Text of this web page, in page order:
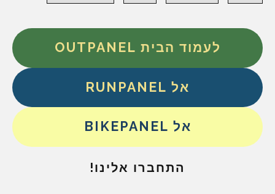
לעמוד הבית OUTPANEL
אל RUNPANEL
אל BIKEPANEL
התחברו אלינו!